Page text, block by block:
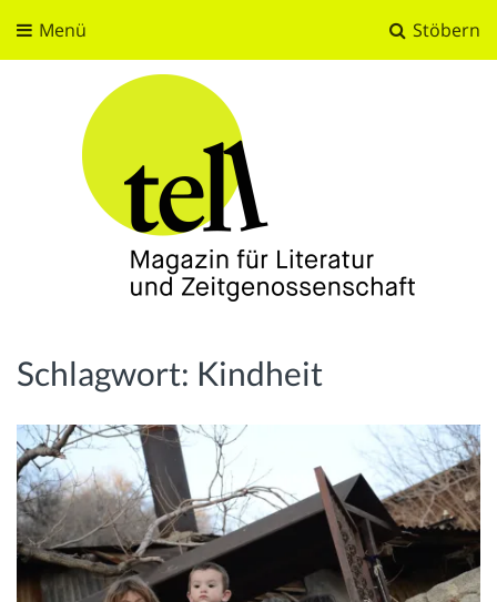
Stöbern
Menü
Schlagwort: Kindheit